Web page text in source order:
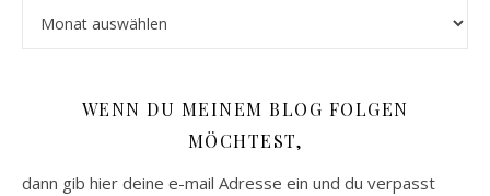
WENN DU MEINEM BLOG FOLGEN
MÖCHTEST,
dann gib hier deine e-mail Adresse ein und du verpasst